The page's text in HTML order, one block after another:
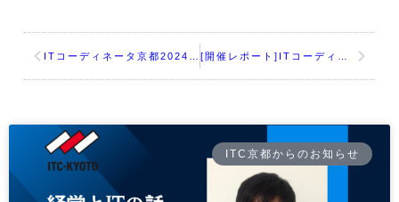
ITC京都からのお知らせ